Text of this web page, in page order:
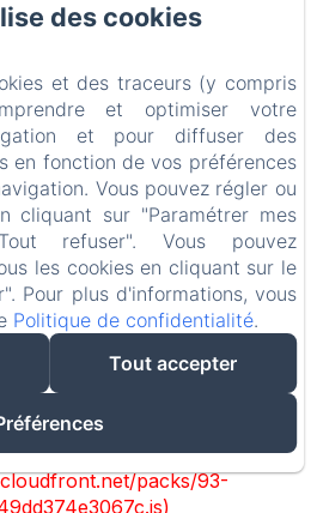
de confidentialité
légales
sur les cookies
EN FR
par Amenitiz
Générales de Vente
index: Loading chunk 93
packs/93-
des cookies
et des traceurs (y compris
et optimiser votre
et pour diffuser des
en fonction de vos préférences
Vous pouvez régler ou
cliquant sur "Paramétrer mes
refuser". Vous pouvez
les cookies en cliquant sur le
Pour plus d'informations, vous
Politique de confidentialité.
Tout accepter